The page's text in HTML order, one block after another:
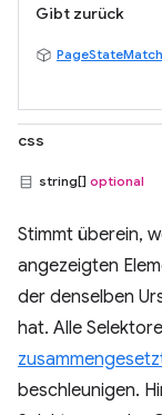
Gibt zurück
css
string[] optional
Stimmt überein,
angezeigten
der denselben
hat. Alle
beschleunigen.